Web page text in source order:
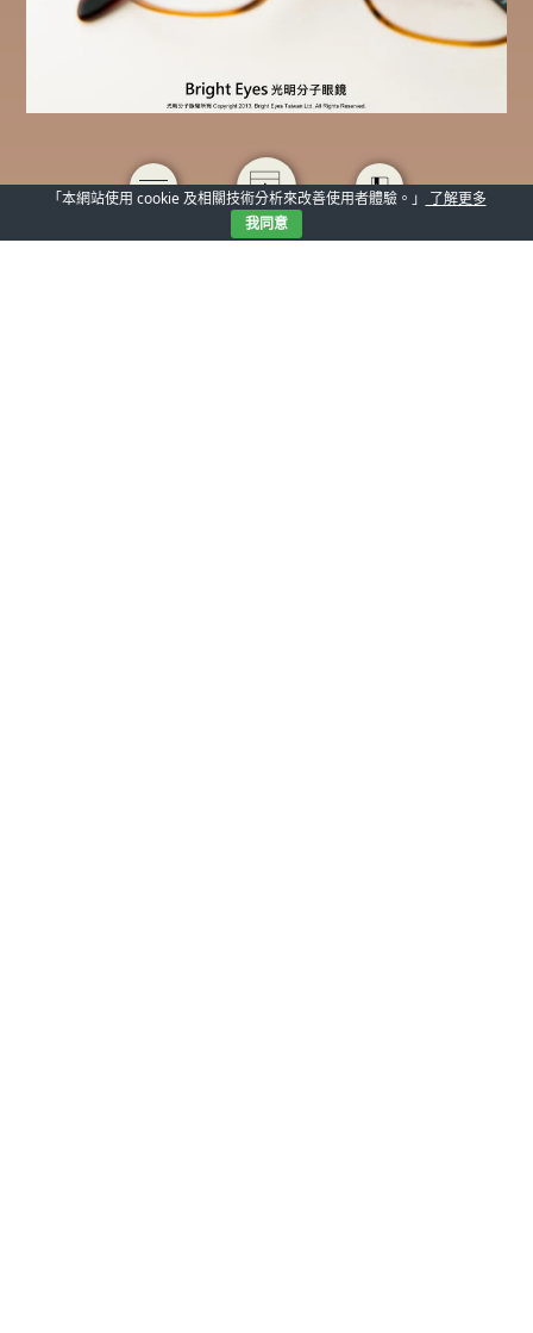
「本網站使用 cookie 及相關技術分析來改善使用者體驗。」
了解更多
我同意